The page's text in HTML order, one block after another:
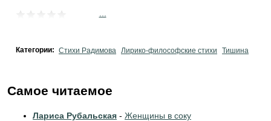
Категории: Стихи Радимова Лирико-философские стихи Тишина
Самое читаемое
Лариса Рубальская - Женщины в соку